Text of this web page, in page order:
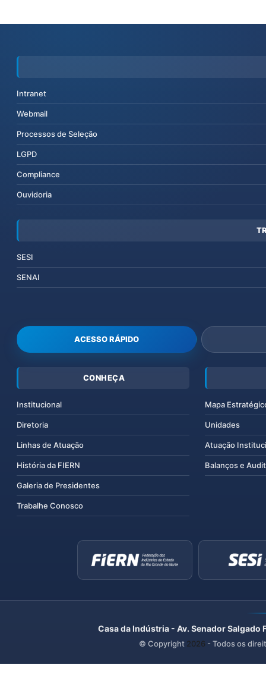
Intranet
Webmail
Processos de Seleção
LGPD
Compliance
Ouvidoria
SESI
SENAI
ACESSO RÁPIDO
CONHEÇA
Institucional
Diretoria
Linhas de Atuação
História da FIERN
Galeria de Presidentes
Trabalhe Conosco
Mapa
Unidades
Atuação
Balanços e
Casa da Indústria - Av. Senador
© Copyright 2026 - Todos os